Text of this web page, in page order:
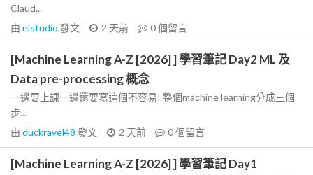
Claud...
由 nlstudio 發文 2 天前 0個留言
[Machine Learning A-Z [2026] ] 學習筆記 Day2 ML 及
Data pre-processing 概念
一邊要上課一邊還要寫這個不容易! 整個machine learning分成三個
步...
由 duckravel48 發文 2 天前 0個留言
[Machine Learning A-Z [2026] ] 學習筆記 Day1